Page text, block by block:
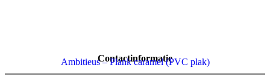
Ambitieus – Plank caramel (PVC plak)
Contactinformatie